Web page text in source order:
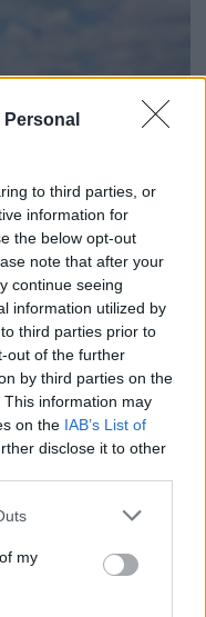
to third parties, or
information for
the below opt-out
note that after your
continue seeing
information utilized by
third parties prior to
out of the further
by third parties on the
This information may
on the IAB’s List of
disclose it to other
one or more Google
You may click to
third-party tags to
in below Google
my
a meteorológiai
is olyan értékek